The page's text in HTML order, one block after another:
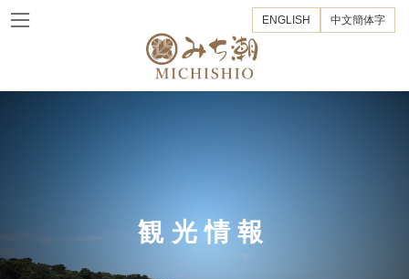
ン
へ
ビ
ョ
ENGLISH 中文簡体字
観光情報